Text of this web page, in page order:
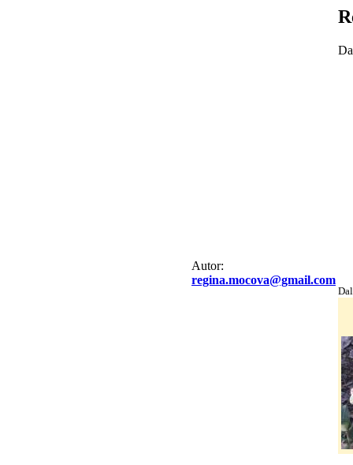
Autor:
regina.mocova@gmail.com